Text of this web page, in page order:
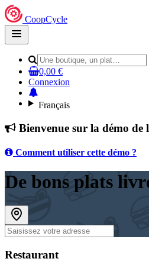
CoopCycle
Open
main
0,00 €
Connexion
Français
Bienvenue sur la démo de
Comment utiliser cette démo ?
De bons plats
Restaurant